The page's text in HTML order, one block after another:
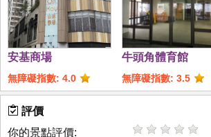
安基商場
無障礙指數: 4.0
牛頭角體育館
無障礙指數: 3.5
評價
你的景點評價: